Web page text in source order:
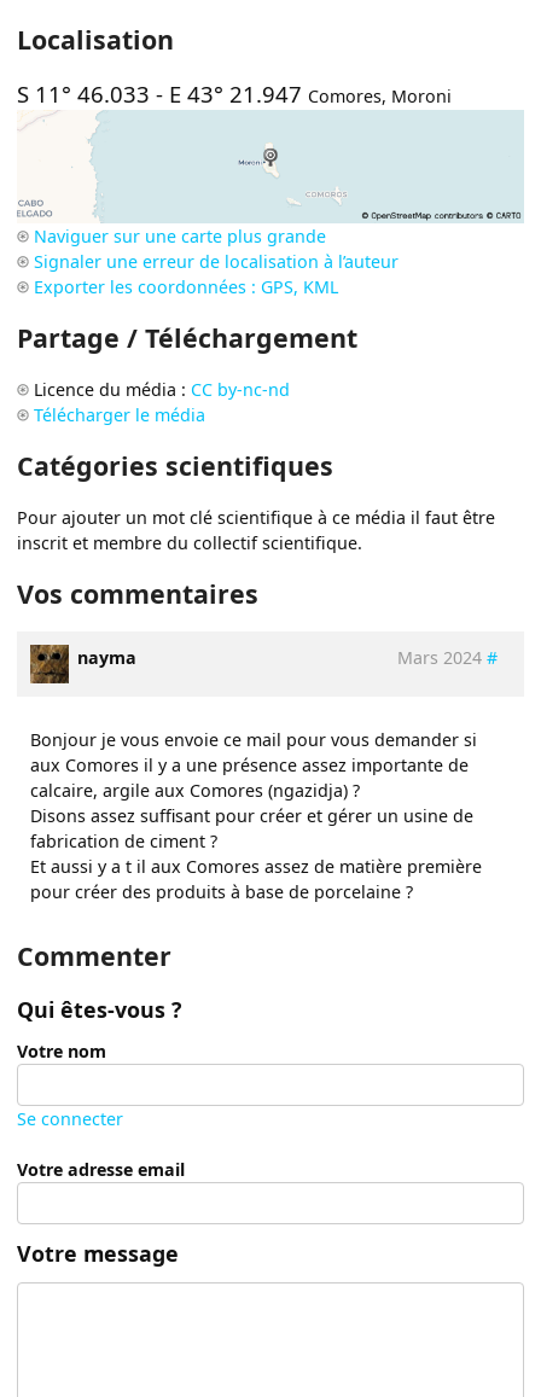
Localisation
S 11° 46.033 - E 43° 21.947 Comores, Moroni
Naviguer sur une carte plus grande
Signaler une erreur de localisation à l’auteur
Exporter les coordonnées : GPS, KML
Partage / Téléchargement
Licence du média : CC by-nc-nd
Télécharger le média
Catégories scientifiques
Pour ajouter un mot clé scientifique à ce média il faut être
inscrit et membre du collectif scientifique.
Vos commentaires
nayma Mars 2024 #
Bonjour je vous envoie ce mail pour vous demander si
aux Comores il y a une présence assez importante de
calcaire, argile aux Comores (ngazidja) ?
Disons assez suffisant pour créer et gérer un usine de
fabrication de ciment ?
Et aussi y a t il aux Comores assez de matière première
pour créer des produits à base de porcelaine ?
Commenter
Qui êtes-vous ?
Votre nom
Se connecter
Votre adresse email
Votre message